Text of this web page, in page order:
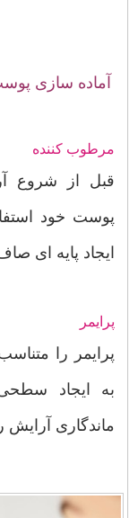
آماده سازی
مرطوب کننده
قبل از شروع
پوست خود
ایجاد پایه ای
پرایمر
پرایمر را
به ایجاد
ماندگاری